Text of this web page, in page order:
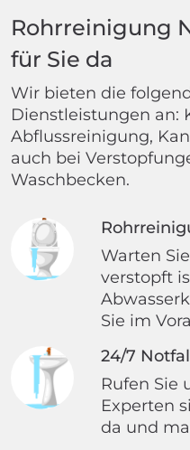
Rohrreinigung
für Sie da
Wir bieten die
Dienstleistungen an:
Abflussreinigung,
auch bei
Waschbecken.
Warten
verstopft
Sie im
24/7
Rufen Sie
Experten
da und